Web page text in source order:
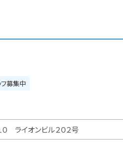
フ募集中
ライオンビル２０２号